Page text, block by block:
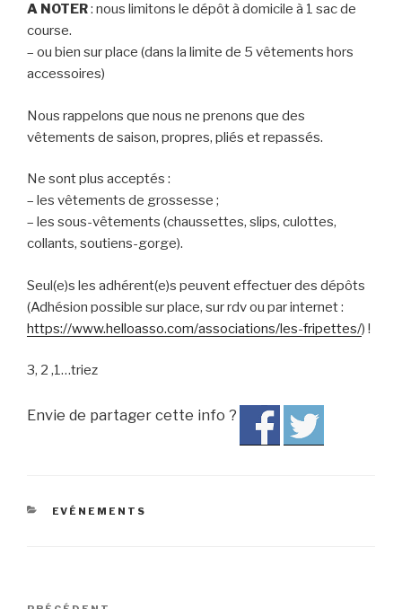
A NOTER: nous limitons le dépôt à domicile à 1 sac de
course.
– ou bien sur place (dans la limite de 5 vêtements hors
accessoires)
Nous rappelons que nous ne prenons que des
vêtements de saison, propres, pliés et repassés.
Ne sont plus acceptés :
– les vêtements de grossesse ;
– les sous-vêtements (chaussettes, slips, culottes,
collants, soutiens-gorge).
Seul(e)s les adhérent(e)s peuvent effectuer des dépôts
(Adhésion possible sur place, sur rdv ou par internet :
https://www.helloasso.com/associations/les-fripettes/) !
3, 2 ,1…triez
Envie de partager cette info ?
CATÉGORIES
EVÉNEMENTS
Navigation